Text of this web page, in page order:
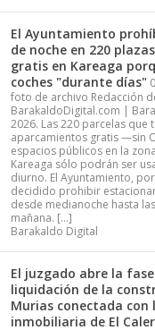
El Ayuntamiento
de noche en 220
gratis en Kareaga
coches "durante días"
foto de archivo Redacción
BarakaldoDigital.com |
2026. Las 220 parcelas que
aparcamientos gratis —sin
espacios públicos en la
Kareaga sólo podrán ser
diurno. El Ayuntamiento,
decidido prohibir
desde medianoche hasta
mañana. […]
Barakaldo Digital
El juzgado abre la
liquidación de la
Murias conectada con
inmobiliaria de El